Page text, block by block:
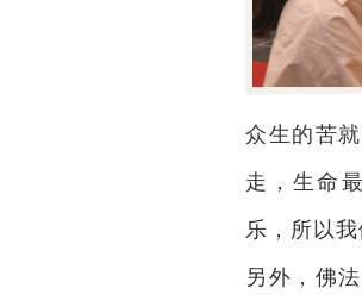
众生的苦
走，生命
乐，所以
另外，佛